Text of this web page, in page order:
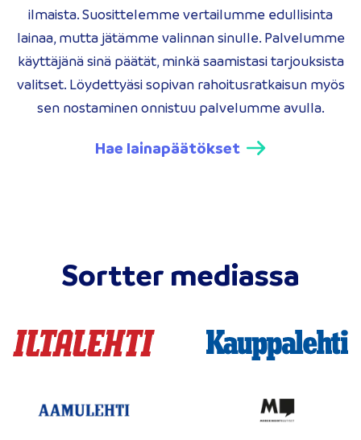
ilmaista. Suosittelemme vertailumme edullisinta
lainaa, mutta jätämme valinnan sinulle. Palvelumme
käyttäjänä sinä päätät, minkä saamistasi tarjouksista
valitset. Löydettyäsi sopivan rahoitusratkaisun myös
sen nostaminen onnistuu palvelumme avulla.
Hae lainapäätökset
Sortter mediassa